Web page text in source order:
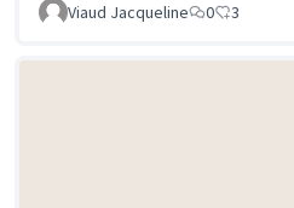
Viaud Jacqueline 0 3